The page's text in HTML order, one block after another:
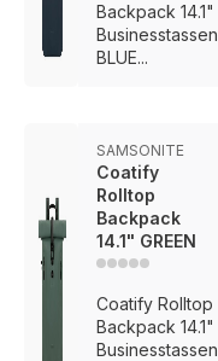
Backpack 14.1"
Businesstassen
BLUE...
SAMSONITE
Coatify
Rolltop
Backpack
14.1" GREEN
Coatify Rolltop
Backpack 14.1"
Businesstassen